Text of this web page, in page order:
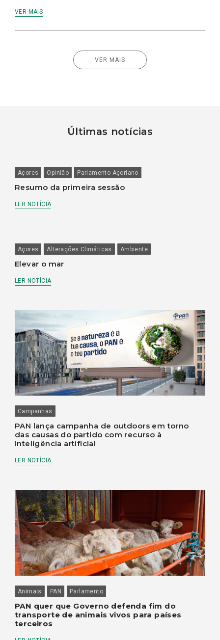
VER MAIS
VER MAIS
Últimas notícias
Açores Opinião Parlamento Açoriano
Resumo da primeira sessão
LER NOTÍCIA
Açores Alterações Climáticas Ambiente
Elevar o mar
LER NOTÍCIA
Campanhas
PAN lança campanha de outdoors em torno
das causas do partido com recurso à
inteligência artificial
LER NOTÍCIA
Animais PAN Parlamento
PAN quer que Governo defenda fim do
transporte de animais vivos para países
terceiros